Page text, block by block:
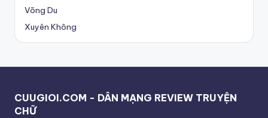
Võng Du
Xuyên Không
CUUGIOI.COM - DÂN MẠNG REVIEW TRUYỆN
CHỮ